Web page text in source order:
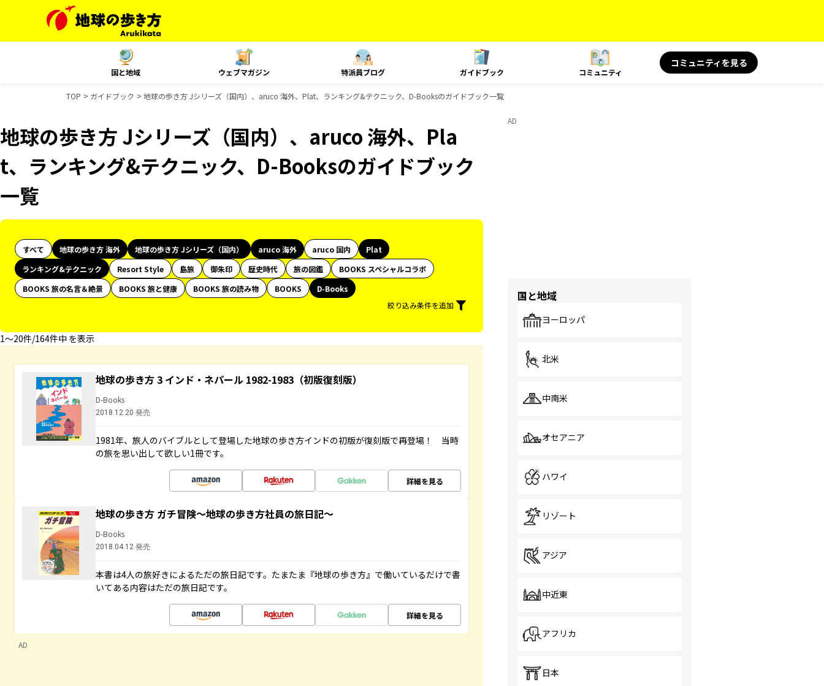
国と地域 ウェブマガジン 特派員ブログ ガイドブック コミュニティ
コミュニティを見る
TOP ガイドブック 地球の歩き方 Jシリーズ（国内）、aruco 海外、Plat、ランキング&テクニック、D-Booksのガイドブック一覧
地球の歩き方 Jシリーズ（国内）、aruco 海外、Pla
t、ランキング&テクニック、D-Booksのガイドブック
一覧
すべて 地球の歩き方 海外 地球の歩き方 Jシリーズ（国内） aruco 海外 aruco 国内
Plat
ランキング&テクニック
Resort Style 島旅 御朱印 歴史時代 旅の図鑑
BOOKS スペシャルコラボ
BOOKS 旅の名言＆絶景
BOOKS 旅と健康 BOOKS 旅の読み物 BOOKS
D-Books
絞り込み条件を追加
1〜20件/164件中 を表示
地球の歩き方 3 インド・ネパール 1982-1983（初版復刻版）
D-Books
2018.12.20 発売
1981年、旅人のバイブルとして登場した地球の歩き方インドの初版が復刻版で再登場！ 当時
の旅を思い出して欲しい1冊です。
詳細を見る
地球の歩き方 ガチ冒険～地球の歩き方社員の旅日記～
D-Books
2018.04.12 発売
本書は4人の旅好きによるただの旅日記です。たまたま『地球の歩き方』で働いているだけで書
いてある内容はただの旅日記です。
詳細を見る
AD
AD
国と地域
ヨーロッパ
北米
中南米
オセアニア
ハワイ
リゾート
アジア
中近東
アフリカ
日本